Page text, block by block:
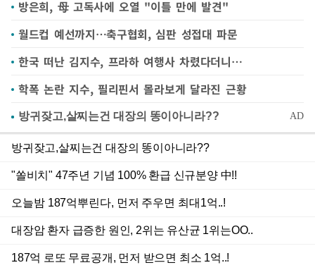
방은희, 母 고독사에 오열 "이틀 만에 발견"
월드컵 예선까지…축구협회, 심판 성접대 파문
한국 떠난 김지수, 프라하 여행사 차렸다더니…
학폭 논란 지수, 필리핀서 몰라보게 달라진 근황